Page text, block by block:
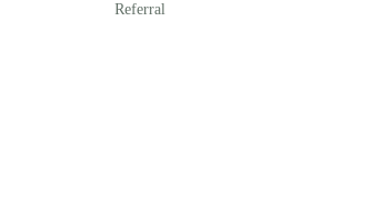
Referral